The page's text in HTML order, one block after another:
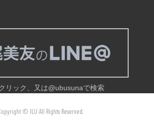
リック、又は@ubusunaで検索
© ILU All Rights Reserved.